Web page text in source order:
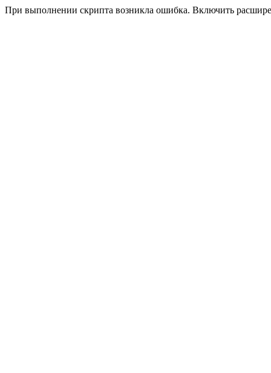
При выполнении скрипта возникла ошибка. Включить